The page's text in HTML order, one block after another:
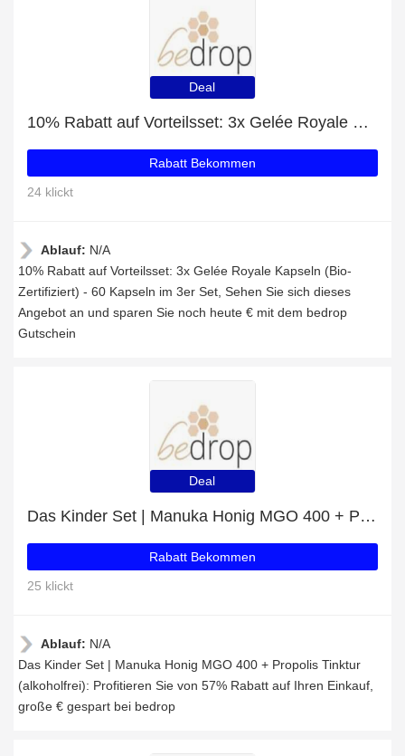
Deal
10% Rabatt auf Vorteilsset: 3x Gelée Royale Kapseln (Bio-Zertifiziert) - 60 Kapseln im 3er Set
Rabatt Bekommen
24 klickt
Ablauf: N/A
10% Rabatt auf Vorteilsset: 3x Gelée Royale Kapseln (Bio-
Zertifiziert) - 60 Kapseln im 3er Set, Sehen Sie sich dieses
Angebot an und sparen Sie noch heute € mit dem bedrop
Gutschein
Deal
Das Kinder Set | Manuka Honig MGO 400 + Propolis Tinktur (alkoholfrei): Profitieren Sie von 57% Rabatt auf Ihren Einkauf
Rabatt Bekommen
25 klickt
Ablauf: N/A
Das Kinder Set | Manuka Honig MGO 400 + Propolis Tinktur
(alkoholfrei): Profitieren Sie von 57% Rabatt auf Ihren Einkauf,
große € gespart bei bedrop